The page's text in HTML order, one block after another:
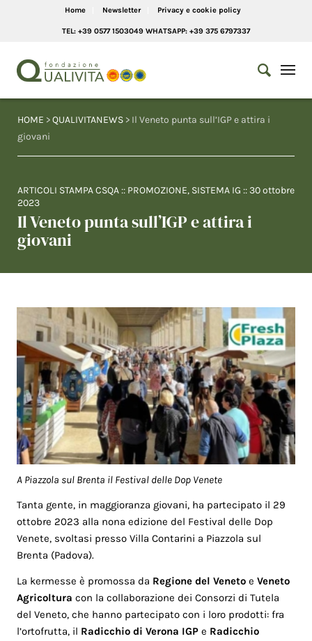
Home Newsletter Privacy e cookie policy
TEL: +39 0577 1503049 WHATSAPP: +39 375 6797337
HOME >QUALIVITANEWS > Il Veneto punta sull’IGP e attira i
giovani
ARTICOLI STAMPA CSQA :: PROMOZIONE, SISTEMA IG ::30 ottobre
2023
Il Veneto punta sull’IGP e attira i
giovani
A Piazzola sul Brenta il Festival delle Dop Venete
Tanta gente, in maggioranza giovani, ha partecipato il 29
ottobre 2023 alla nona edizione del Festival delle Dop
Venete, svoltasi presso Villa Contarini a Piazzola sul
Brenta (Padova).
La kermesse è promossa da Regione del Veneto eVeneto
Agricoltura con la collaborazione dei Consorzi di Tutela
del Veneto, che hanno partecipato con i loro prodotti: fra
l’ortofrutta, il Radicchio di Verona IGP e Radicchio